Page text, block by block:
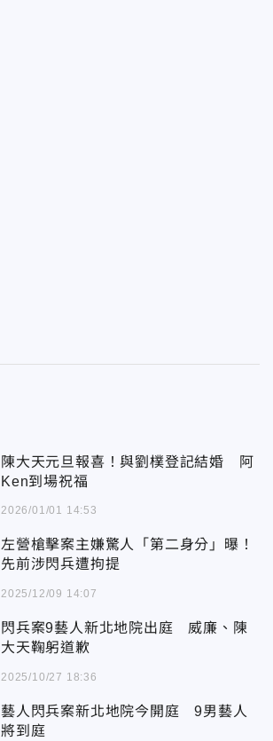
陳大天元旦報喜！與劉樸登記結婚 阿
Ken到場祝福
2026/01/01 14:53
左營槍擊案主嫌驚人「第二身分」曝！
先前涉閃兵遭拘提
2025/12/09 14:07
閃兵案9藝人新北地院出庭 威廉、陳
大天鞠躬道歉
2025/10/27 18:36
藝人閃兵案新北地院今開庭 9男藝人
將到庭